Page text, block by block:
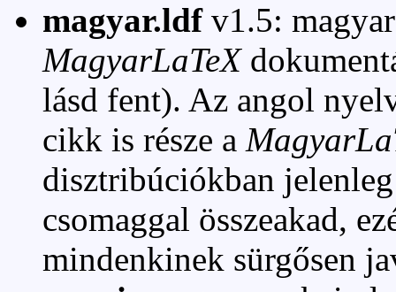
magyar.ldfv1.5: magyar
MagyarLaTeX
lásd fent). Az angol
cikk is része a
disztribúciókban
csomaggal összeakad,
mindenkinek sürgősen